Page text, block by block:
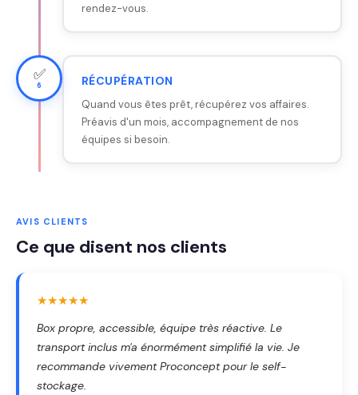
rendez-vous.
✅
6 RÉCUPÉRATION
Quand vous êtes prêt, récupérez vos affaires.
Préavis d'un mois, accompagnement de nos
équipes si besoin.
AVIS CLIENTS
Ce que disent nos clients
★★★★★
Box propre, accessible, équipe très réactive. Le
transport inclus m'a énormément simplifié la vie. Je
recommande vivement Proconcept pour le self-
stockage.